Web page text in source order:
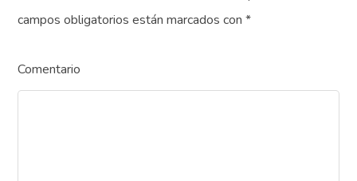
campos obligatorios están marcados con*
Comentario